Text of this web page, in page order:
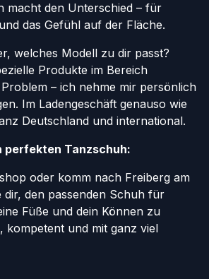
macht den Unterschied – für
das Gefühl auf der Fläche.
welches Modell zu dir passt?
Produkte im Bereich
– ich nehme mir persönlich
Im Ladengeschäft genauso wie
Deutschland und international.
perfekten Tanzschuh:
oder komm nach Freiberg am
dir, den passenden Schuh für
Füße und dein Können zu
kompetent und mit ganz viel